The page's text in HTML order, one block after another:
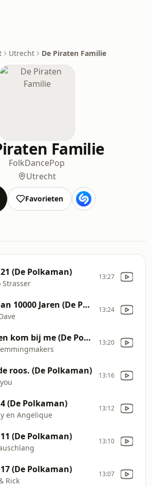
Utrecht De Piraten Familie
Familie
FolkDancePop
Utrecht
Favorieten
21 (De Polkaman)
Strasser
13:27
Meer Dan 10000 Jaren (De Polkaman) 13:24
Angelien kom bij me (De Polkaman) 13:20
roos. (De Polkaman) 13:16
(De Polkaman)
en Angelique
13:12
11 (De Polkaman) 13:10
17 (De Polkaman)
Rick
13:07